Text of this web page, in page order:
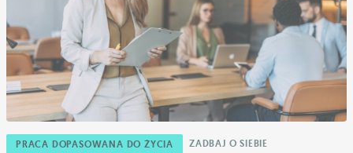
PRACA DOPASOWANA DO ŻYCIA ZADBAJ O SIEBIE